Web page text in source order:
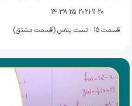
2021-11-20 14:38:25
قسمت 15 - تست پلاس (قسمت مشتق)